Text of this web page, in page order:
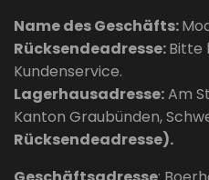
Name des Geschäfts:
Rücksendeadresse:Bitte
Kundenservice.
Lagerhausadresse:Am
Kanton Graubünden,
Rücksendeadresse).